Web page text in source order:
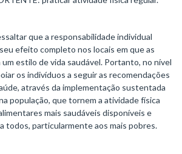
que a responsabilidade individual
efeito completo nos locais em que as
estilo de vida saudável. Portanto, no nível
os indivíduos a seguir as recomendações
através da implementação sustentada
população, que tornem a atividade física
mais saudáveis ​​disponíveis e
todos, particularmente aos mais pobres.